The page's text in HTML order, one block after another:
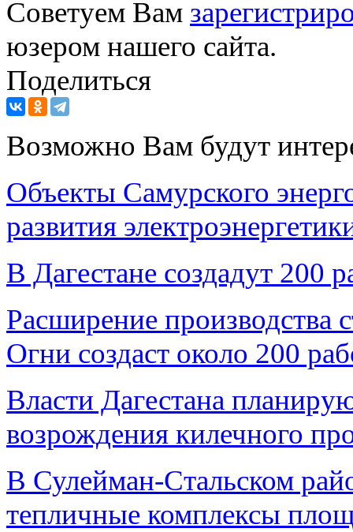
Советуем Вам
юзером нашего сайта.
Поделиться
Возможно Вам будут
Объекты Самурского
развития
В Дагестане создадут 200
Расширение производства
Огни создаст около 200
Власти Дагестана
возрождения килечного
В Сулейман-Стальском
тепличные комплексы